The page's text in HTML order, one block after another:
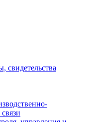
свидетельства